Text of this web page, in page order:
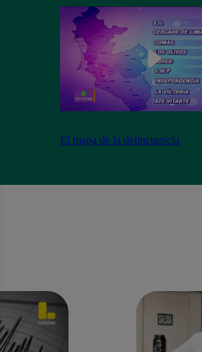
El mapa de la delincuencia